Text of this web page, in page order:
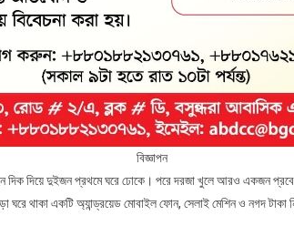
বিজ্ঞাপন
দিক দিয়ে দুইজন প্রথমে ঘরে ঢোকে। পরে দরজা খুলে আরও একজন
ঘরে থাকা একটি অ্যান্ড্রয়েড মোবাইল ফোন, সেলাই মেশিন ও নগদ